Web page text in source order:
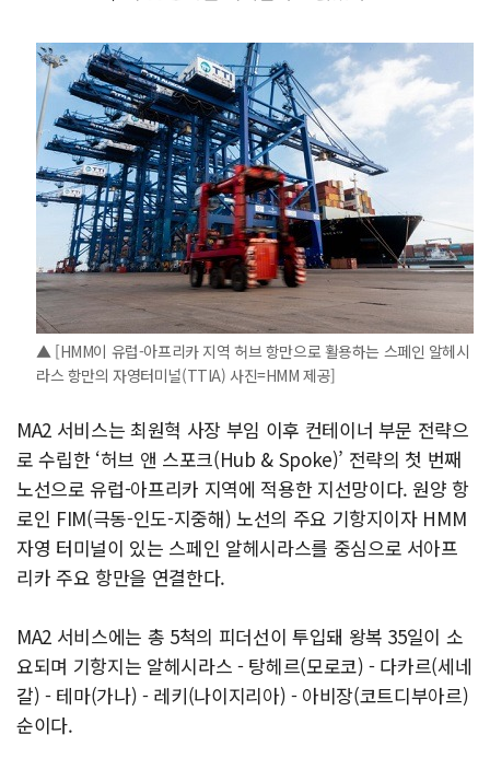
▲ [HMM이 유럽-아프리카 지역 허브 항만으로 활용하는 스페인 알헤시
라스 항만의 자영터미널(TTIA) 사진=HMM 제공]
MA2 서비스는 최원혁 사장 부임 이후 컨테이너 부문 전략으
로 수립한 ‘허브 앤 스포크(Hub & Spoke)’ 전략의 첫 번째
노선으로 유럽-아프리카 지역에 적용한 지선망이다. 원양 항
로인 FIM(극동-인도-지중해) 노선의 주요 기항지이자 HMM
자영 터미널이 있는 스페인 알헤시라스를 중심으로 서아프
리카 주요 항만을 연결한다.
MA2 서비스에는 총 5척의 피더선이 투입돼 왕복 35일이 소
요되며 기항지는 알헤시라스 - 탕헤르(모로코) - 다카르(세네
갈) - 테마(가나) - 레키(나이지리아) - 아비장(코트디부아르)
순이다.